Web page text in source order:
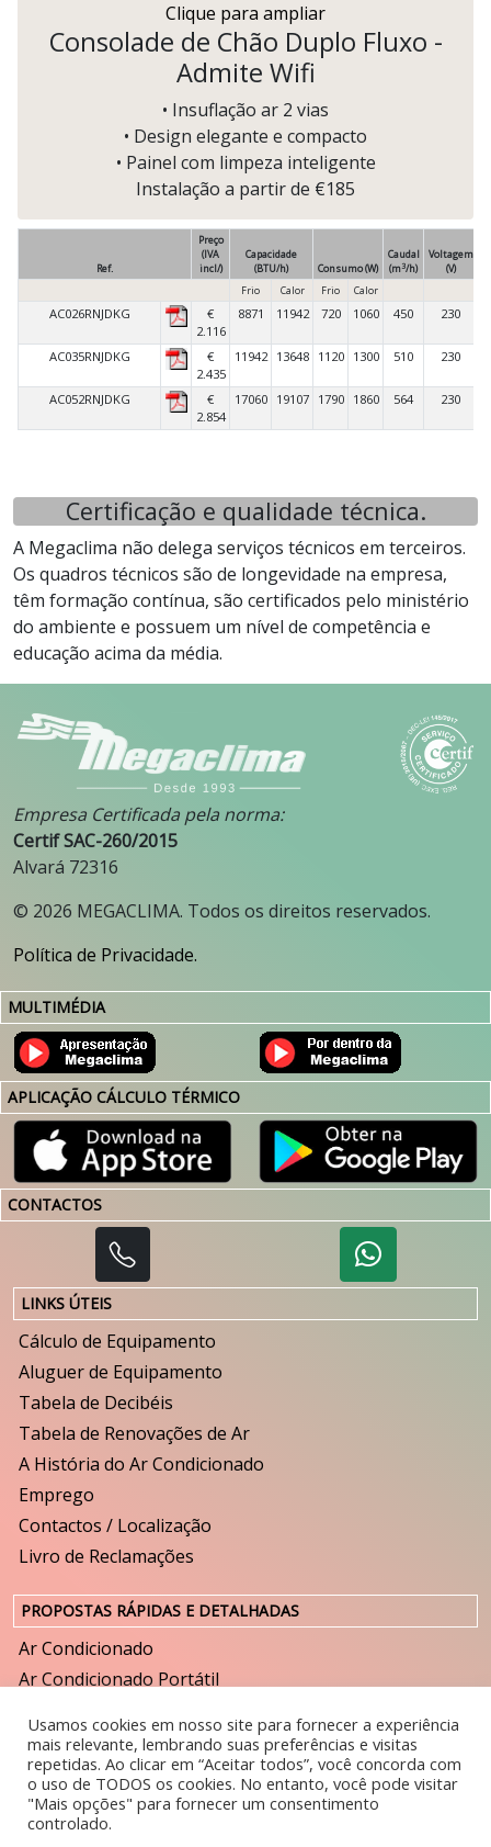
Clique para ampliar
Consolade de Chão Duplo Fluxo -
Admite Wifi
• Insuflação ar 2 vias
• Design elegante e compacto
• Painel com limpeza inteligente
Instalação a partir de €185
Ref.
Preço
(IVA
incl/)
Capacidade
(BTU/h)
Consumo (W)
Caudal
(m3/h)
Voltagem
(V)
Frio
Calor Frio Calor
AC026RNJDKG
€
2.116
8871 11942 720 1060 450 230
AC035RNJDKG
€
2.435
11942 13648 1120 1300 510 230
AC052RNJDKG
€
2.854
17060 19107 1790 1860 564 230
Certificação e qualidade técnica.
A Megaclima não delega serviços técnicos em terceiros.
Os quadros técnicos são de longevidade na empresa,
têm formação contínua, são certificados pelo ministério
do ambiente e possuem um nível de competência e
educação acima da média.
Empresa Certificada pela norma:
Certif SAC-260/2015
Alvará 72316
© 2026 MEGACLIMA. Todos os direitos reservados.
Política de Privacidade.
MULTIMÉDIA
APLICAÇÃO CÁLCULO TÉRMICO
CONTACTOS
LINKS ÚTEIS
Cálculo de Equipamento
Aluguer de Equipamento
Tabela de Decibéis
Tabela de Renovações de Ar
A História do Ar Condicionado
Emprego
Contactos / Localização
Livro de Reclamações
PROPOSTAS RÁPIDAS E DETALHADAS
Ar Condicionado
Ar Condicionado Portátil
Humidificador
Purificador
Desumidificador
Cortina de Ar
Usamos cookies em nosso site para fornecer a experiência
mais relevante, lembrando suas preferências e visitas
repetidas. Ao clicar em “Aceitar todos”, você concorda com
o uso de TODOS os cookies. No entanto, você pode visitar
"Mais opções" para fornecer um consentimento
controlado.